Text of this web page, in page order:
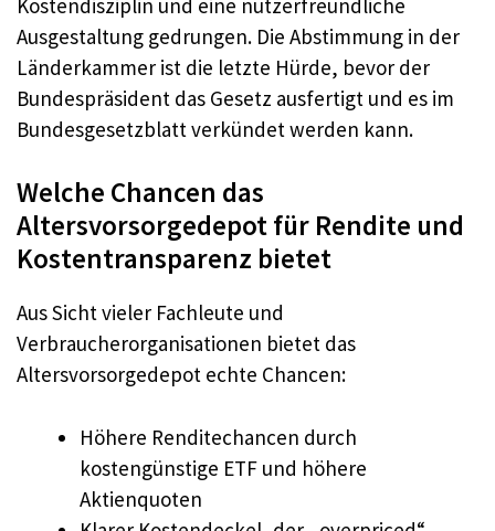
Ausgestaltung gedrungen. Die Abstimmung in der
Länderkammer ist die letzte Hürde, bevor der
Bundespräsident das Gesetz ausfertigt und es im
Bundesgesetzblatt verkündet werden kann.
Welche Chancen das
Altersvorsorgedepot für Rendite und
Kostentransparenz bietet
Aus Sicht vieler Fachleute und
Verbraucherorganisationen bietet das
Altersvorsorgedepot echte Chancen:
Höhere Renditechancen durch
kostengünstige ETF und höhere
Aktienquoten